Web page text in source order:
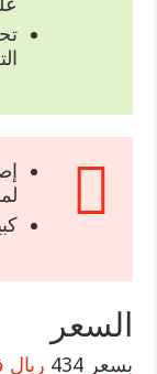
السعر
بسعر 434 ريال